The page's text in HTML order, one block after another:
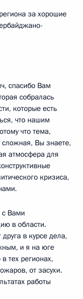
за хорошие
спасибо Вам
собралась
которые есть
что нашим
что тема,
Вы знаете,
атмосфера для
кризиса,
с Вами
в области.
в курсе дела,
и я на юге
тех регионах,
от засухи.
работы